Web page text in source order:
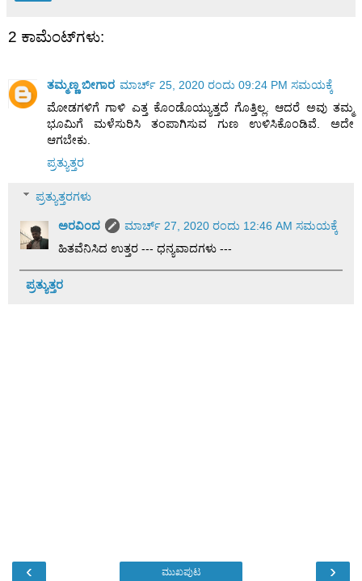
2 ಕಾಮೆಂಟ್‌ಗಳು:
ತಮ್ಮಣ್ಣ ಬೀಗಾರ ಮಾರ್ಚ್ 25, 2020 ರಂದು 09:24 PM ಸಮಯಕ್ಕೆ
ಮೋಡಗಳಿಗೆ ಗಾಳಿ ಎತ್ತ ಕೊಂಡೊಯ್ಯುತ್ತದೆ ಗೊತ್ತಿಲ್ಲ. ಆದರೆ ಅವು ತಮ್ಮ
ಭೂಮಿಗೆ ಮಳೆಸುರಿಸಿ ತಂಪಾಗಿಸುವ ಗುಣ ಉಳಿಸಿಕೊಂಡಿವೆ. ಅದೇ
ಆಗಬೇಕು.
ಪ್ರತ್ಯುತ್ತರ
ಪ್ರತ್ಯುತ್ತರಗಳು
ಅರವಿಂದ
ಮಾರ್ಚ್ 27, 2020 ರಂದು 12:46 AM ಸಮಯಕ್ಕೆ
ಹಿತವೆನಿಸಿದ ಉತ್ತರ --- ಧನ್ಯವಾದಗಳು ---
ಪ್ರತ್ಯುತ್ತರ
‹ ›
ಮುಖಪುಟ